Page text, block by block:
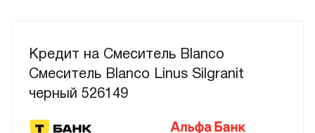
Кредит на Смеситель Blanco
Смеситель Blanco Linus Silgranit
черный 526149